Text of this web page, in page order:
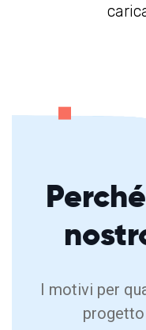
Perché
I motivi per
progetto